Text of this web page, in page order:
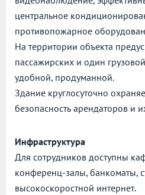
центральное
противопожарное
На территории объекта
пассажирских и один
удобной, продуманной.
Здание круглосуточно
безопасность арендаторов и
Инфраструктура
Для сотрудников доступны
конференц-залы, банкоматы,
высокоскоростной интернет.